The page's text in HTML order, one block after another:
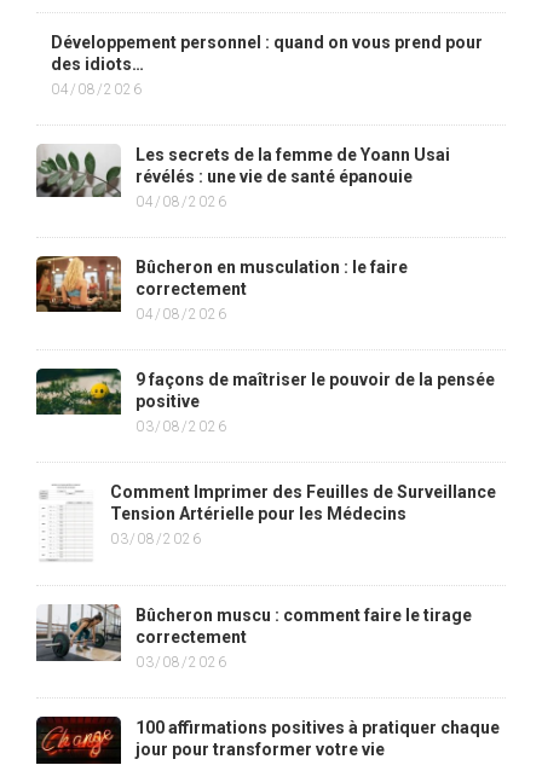
Développement personnel : quand on vous prend pour
des idiots…
04/08/2026
Les secrets de la femme de Yoann Usai
révélés : une vie de santé épanouie
04/08/2026
Bûcheron en musculation : le faire
correctement
04/08/2026
9 façons de maîtriser le pouvoir de la pensée
positive
03/08/2026
Comment Imprimer des Feuilles de Surveillance
Tension Artérielle pour les Médecins
03/08/2026
Bûcheron muscu : comment faire le tirage
correctement
03/08/2026
100 affirmations positives à pratiquer chaque
jour pour transformer votre vie